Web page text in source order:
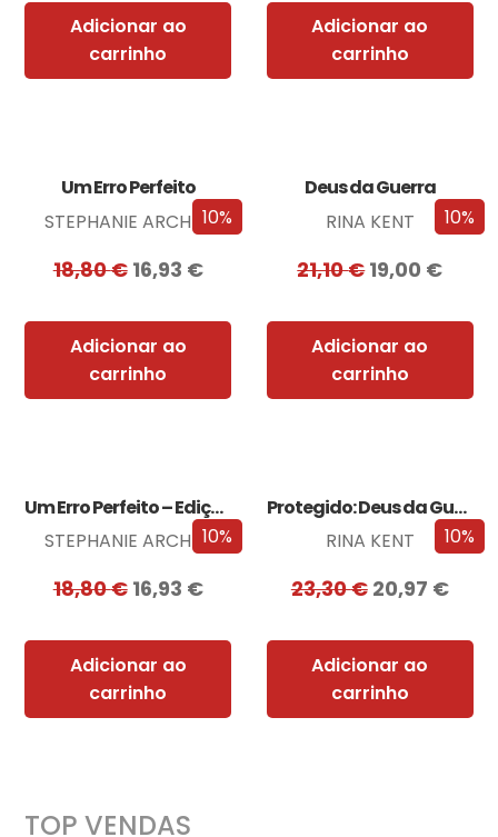
Adicionar ao
carrinho
Adicionar ao
carrinho
10%
Um Erro Perfeito
STEPHANIE ARCHER
18,80€ 16,93 €
Adicionar ao
carrinho
10%
Deus da Guerra
RINA KENT
21,10€19,00 €
Adicionar ao
carrinho
10%
Um Erro Perfeito – Edição com EDGES
STEPHANIE ARCHER
18,80€ 16,93 €
Adicionar ao
carrinho
10%
Protegido: Deus da Guerra Edição com EDGES
RINA KENT
23,30€ 20,97 €
Adicionar ao
carrinho
TOP VENDAS